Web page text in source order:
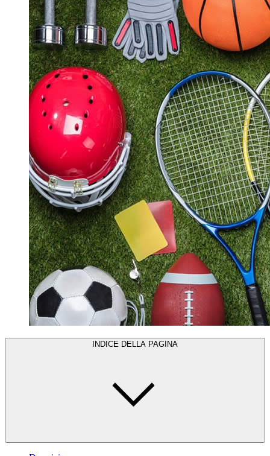
INDICE DELLA PAGINA